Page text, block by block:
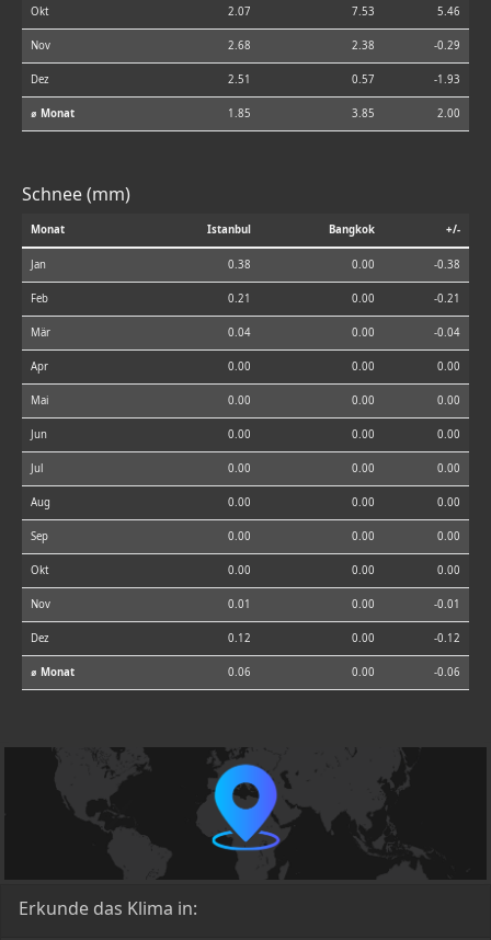
Okt 2.07 7.53 5.46
Nov 2.68 2.38 -0.29
Dez 2.51 0.57 -1.93
⌀ Monat 1.85 3.85 2.00
Schnee (mm)
Monat Istanbul Bangkok +/-
Jan 0.38 0.00 -0.38
Feb 0.21 0.00 -0.21
Mär 0.04 0.00 -0.04
Apr 0.00 0.00 0.00
Mai 0.00 0.00 0.00
Jun 0.00 0.00 0.00
Jul 0.00 0.00 0.00
Aug 0.00 0.00 0.00
Sep 0.00 0.00 0.00
Okt 0.00 0.00 0.00
Nov 0.01 0.00 -0.01
Dez 0.12 0.00 -0.12
⌀ Monat 0.06 0.00 -0.06
Erkunde das Klima in: